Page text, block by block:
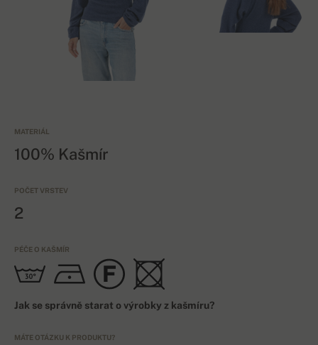
MATERIÁL
100% Kašmír
POČET VRSTEV
2
PÉČE O KAŠMÍR
Jak se správně starat o výrobky z kašmíru?
MÁTE OTÁZKU K PRODUKTU?